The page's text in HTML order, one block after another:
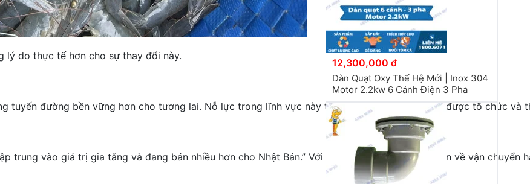
lý do thực tế hơn cho sự thay đổi này.
tuyến đường bền vững hơn cho tương lai. Nỗ lực trong lĩnh vực này từ các nhà cung cấp tôm “được tổ chức và
trung vào giá trị gia tăng và đang bán nhiều hơn cho Nhật Bản.” Với Ấn Độ, có “những khó khăn về vận chuyển
12,300,000 đ
Dàn Quạt Oxy Thế Hệ Mới | Inox 304
Motor 2.2kw 6 Cánh Điện 3 Pha